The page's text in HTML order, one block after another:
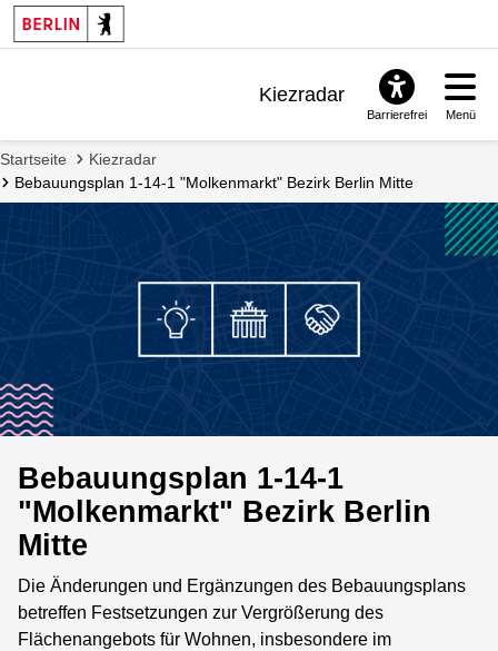
Kiezradar
Barrierefrei Menü
Startseite
Kiezradar
Bebauungsplan 1-14-1 "Molkenmarkt" Bezirk Berlin Mitte
Bebauungsplan 1-14-1
"Molkenmarkt" Bezirk Berlin
Mitte
Die Änderungen und Ergänzungen des Bebauungsplans
betreffen Festsetzungen zur Vergrößerung des
Flächenangebots für Wohnen, insbesondere im